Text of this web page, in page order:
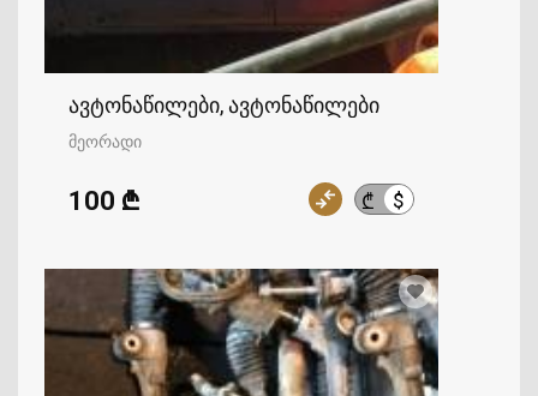
ავტონაწილები, ავტონაწილები
მეორადი
₾ $
100 ₾